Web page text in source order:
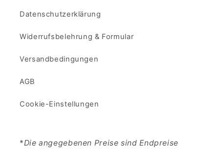
Datenschutzerklärung
Widerrufsbelehrung & Formular
Versandbedingungen
AGB
Cookie-Einstellungen
*Die angegebenen Preise sind Endpreise